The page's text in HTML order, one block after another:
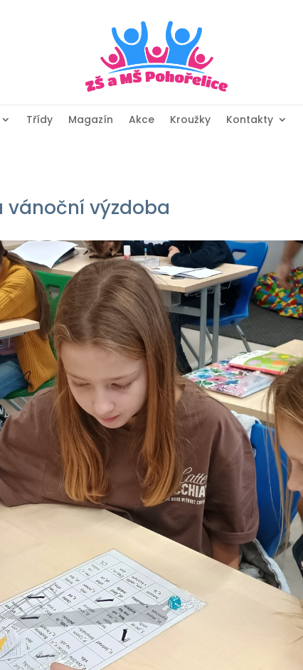
Třídy Magazín Akce Kroužky Kontakty
vánoční výzdoba